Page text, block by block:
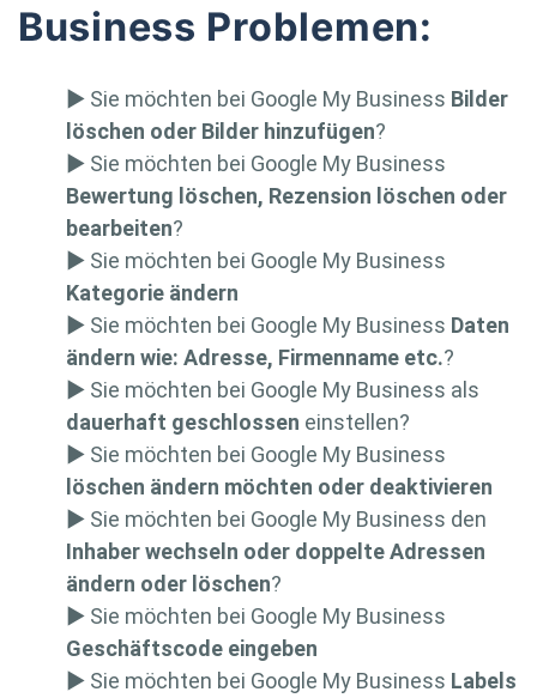
Business Problemen:
▶ Sie möchten bei Google My Business Bilder
löschen oder Bilder hinzufügen?
▶ Sie möchten bei Google My Business
Bewertung löschen, Rezension löschen oder
bearbeiten?
▶ Sie möchten bei Google My Business
Kategorie ändern
▶ Sie möchten bei Google My Business Daten
ändern wie: Adresse, Firmenname etc.?
▶ Sie möchten bei Google My Business als
dauerhaft geschlossen einstellen?
▶ Sie möchten bei Google My Business
löschen ändern möchten oder deaktivieren
▶ Sie möchten bei Google My Business den
Inhaber wechseln oder doppelte Adressen
ändern oder löschen?
▶ Sie möchten bei Google My Business
Geschäftscode eingeben
▶ Sie möchten bei Google My Business Labels